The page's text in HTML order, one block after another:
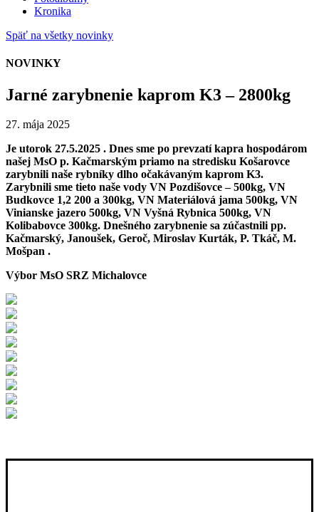
Kronika
Späť na všetky novinky
NOVINKY
Jarné zarybnenie kaprom K3 – 2800kg
27. mája 2025
Je utorok 27.5.2025 . Dnes sme po prevzatí kapra hospodárom
našej MsO p. Kačmarským priamo na stredisku Košarovce
zarybnili naše rybníky dlho očakávaným kaprom K3.
Zarybnili sme tieto naše vody VN Pozdišovce – 500kg, VN
Budkovce 1,2 200 a 300kg, VN Materiálová jama 500kg, VN
Vinianske jazero 500kg, VN Vyšná Rybnica 500kg, VN
Kolibabovce 300kg. Dnešného zarybnenie sa zúčastnili pp.
Kačmarský, Janoušek, Geroč, Miroslav Kurták, P. Tkáč, M.
Mošpan .
Výbor MsO SRZ Michalovce